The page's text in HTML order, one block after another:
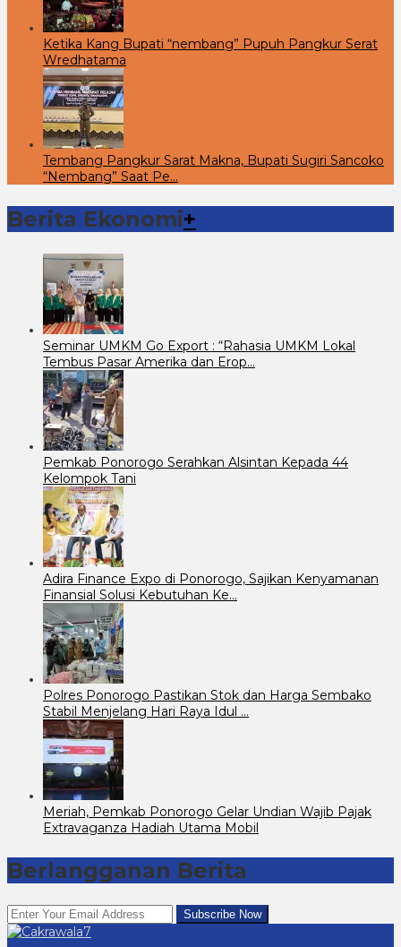
Ketika Kang Bupati “nembang” Pupuh Pangkur Serat
Wredhatama
Tembang Pangkur Sarat Makna, Bupati Sugiri Sancoko
“Nembang” Saat Pe…
Berita Ekonomi+
Seminar UMKM Go Export : “Rahasia UMKM Lokal
Tembus Pasar Amerika dan Erop…
Pemkab Ponorogo Serahkan Alsintan Kepada 44
Kelompok Tani
Adira Finance Expo di Ponorogo, Sajikan Kenyamanan
Finansial Solusi Kebutuhan Ke…
Polres Ponorogo Pastikan Stok dan Harga Sembako
Stabil Menjelang Hari Raya Idul …
Meriah, Pemkab Ponorogo Gelar Undian Wajib Pajak
Extravaganza Hadiah Utama Mobil
Berlangganan Berita